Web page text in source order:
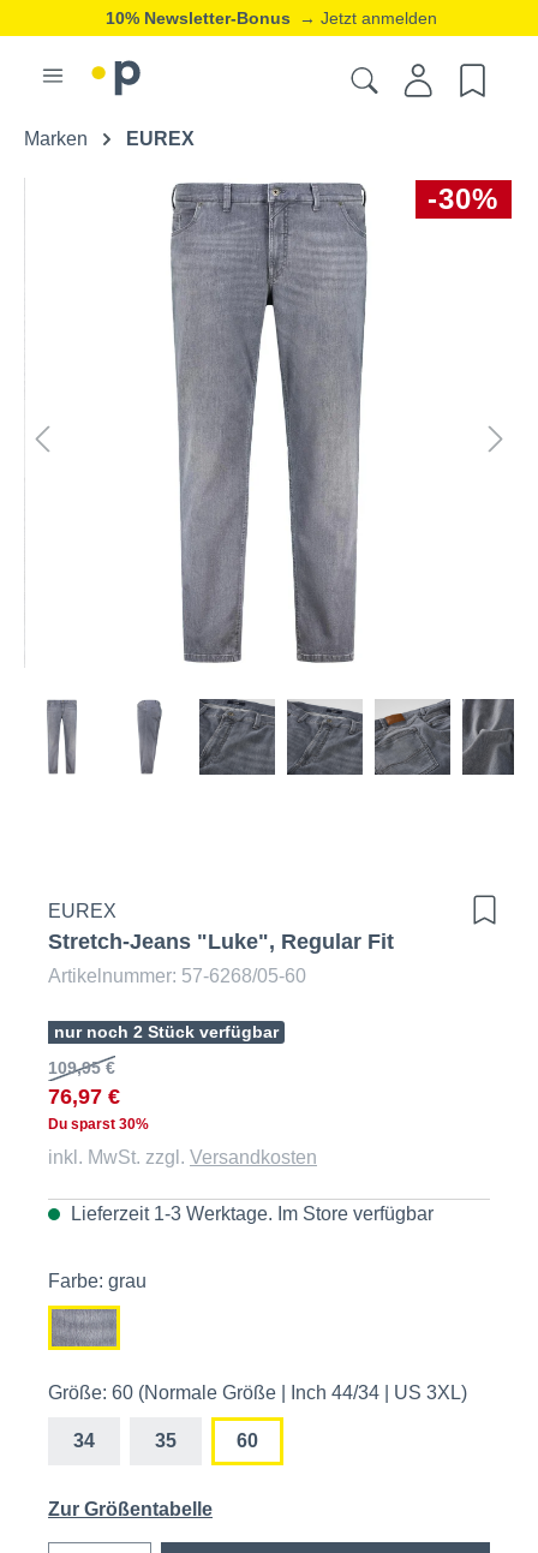
10% Newsletter-Bonus → Jetzt anmelden
Marken EUREX
-30%
EUREX
Stretch-Jeans "Luke", Regular Fit
Artikelnummer: 57-6268/05-60
nur noch 2 Stück verfügbar
109,95 €
76,97 €
Du sparst 30%
inkl. MwSt. zzgl. Versandkosten
Lieferzeit 1-3 Werktage. Im Store verfügbar
Farbe: grau
Größe: 60 (Normale Größe | Inch 44/34 | US 3XL)
34 35 60
Zur Größentabelle